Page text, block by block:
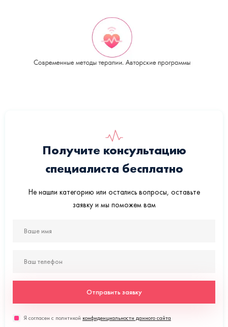
Получите консультацию
специалиста бесплатно
Не нашли категорию или остались вопросы, оставьте
заявку и мы поможем вам
Отправить заявку
Я согласен с политикой конфиденциальности данного сайта